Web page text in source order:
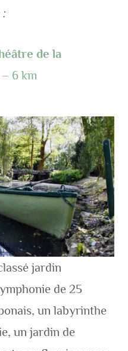
de la
– 6 km
jardin
de 25
un labyrinthe
un jardin de